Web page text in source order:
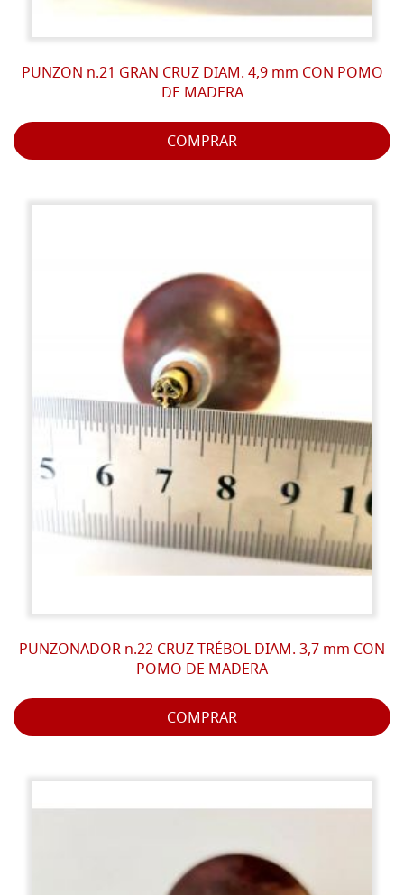
PUNZON n.21 GRAN CRUZ DIAM. 4,9 mm CON POMO
DE MADERA
COMPRAR
PUNZONADOR n.22 CRUZ TRÉBOL DIAM. 3,7 mm CON
POMO DE MADERA
COMPRAR